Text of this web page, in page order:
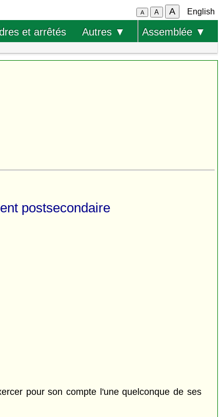
A A A English
et arrêtés Autres ▼ Assemblée ▼
postsecondaire
pour son compte l'une quelconque de ses